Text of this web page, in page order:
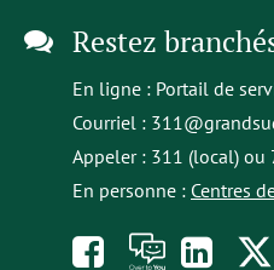
Restez
En ligne : Portail de
Courriel :
Appeler : 311 (local)
En personne : Centres
Like À